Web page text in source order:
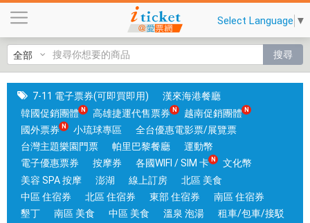
|
國
旅
卡
門
市
可
核
銷
；
銷
Select Language ▼
搜尋
7-11 電子票券(可即買即用)
漢來海港餐廳
韓國促銷團體
高雄捷運代售票券
越南促銷團體
國外票券
小琉球專區
全台優惠電影票/展覽票
台灣主題樂園門票
帕里巴黎餐廳
運動幣
電子優惠票券
按摩券 各國WIFI / SIM 卡
文化幣
美容 SPA 按摩
澎湖 線上訂房
北區 美食
中區 住宿券
北區 住宿券 東部 住宿券
南區 住宿券
墾丁
南區 美食 中區 美食 溫泉 泡湯
租車/包車/接駁